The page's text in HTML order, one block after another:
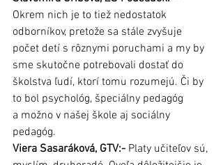
Okrem nich je to tiež nedostatok
odborníkov, pretože sa stále zvyšuje
počet detí s rôznymi poruchami a my by
sme skutočne potrebovali dostať do
školstva ľudí, ktorí tomu rozumejú. Či by
to bol psychológ, špeciálny pedagóg
a možno v našej škole aj sociálny
pedagóg.
Viera Sasaráková, GTV:- Platy učiteľov sú,